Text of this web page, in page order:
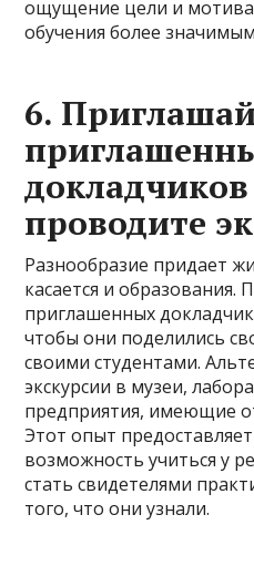
ощущение цели и
обучения более
6.
проводите
Разнообразие придает
касается и образования.
приглашенных
чтобы они поделились
своими студентами.
экскурсии в музеи,
предприятия, имеющие
Этот опыт
возможность учиться у
стать свидетелями
того, что они узнали.